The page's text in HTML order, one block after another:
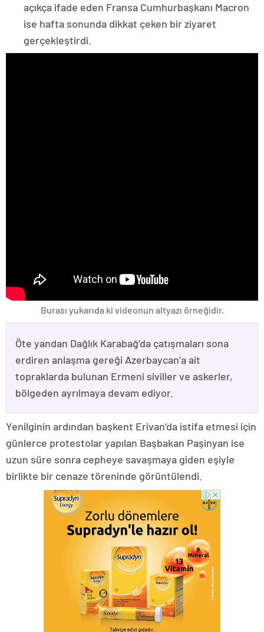
açıkça ifade eden Fransa Cumhurbaşkanı Macron
ise hafta sonunda dikkat çeken bir ziyaret
gerçekleştirdi.
Burası yukarıda ki videonun altyazı örneğidir.
Öte yandan Dağlık Karabağ’da çatışmaları sona
erdiren anlaşma gereği Azerbaycan’a ait
topraklarda bulunan Ermeni siviller ve askerler,
bölgeden ayrılmaya devam ediyor.
Yenilginin ardından başkent Erivan’da istifa etmesi için
günlerce protestolar yapılan Başbakan Paşinyan ise
uzun süre sonra cepheye savaşmaya giden eşiyle
birlikte bir cenaze töreninde görüntülendi.